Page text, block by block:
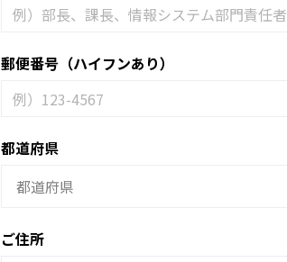
郵便番号（ハイフンあり）
都道府県
ご住所